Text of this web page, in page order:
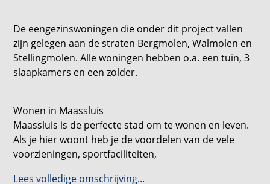
De eengezinswoningen die onder dit project vallen
zijn gelegen aan de straten Bergmolen, Walmolen en
Stellingmolen. Alle woningen hebben o.a. een tuin, 3
slaapkamers en een zolder.
Wonen in Maassluis
Maassluis is de perfecte stad om te wonen en leven.
Als je hier woont heb je de voordelen van de vele
voorzieningen, sportfaciliteiten,
Lees volledige omschrijving...